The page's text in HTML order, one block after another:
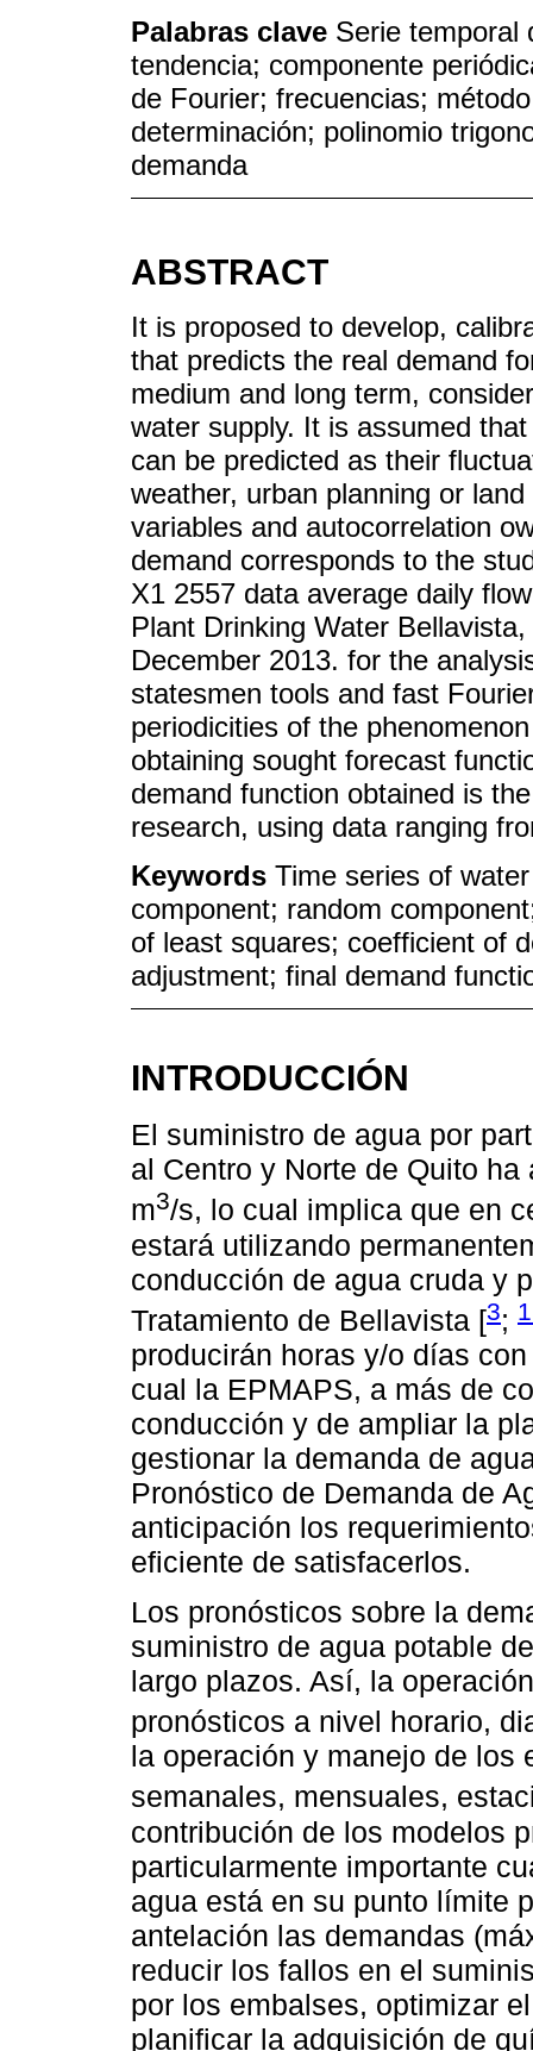
Palabras clave Serie temporal
tendencia; componente
de Fourier; frecuencias;
determinación; polinomio
demanda
ABSTRACT
It is proposed to develop,
that predicts the real demand
medium and long term,
water supply. It is assumed
can be predicted as their
weather, urban planning or
variables and autocorrelation
demand corresponds to the
X1 2557 data average daily
Plant Drinking Water
December 2013. for the
statesmen tools and fast
periodicities of the
obtaining sought forecast
demand function obtained is
research, using data ranging
Keywords Time series of
component; random
of least squares; coefficient of
adjustment; final demand
INTRODUCCIÓN
El suministro de agua por
al Centro y Norte de Quito
m3/s, lo cual implica que en
estará utilizando
conducción de agua cruda y
Tratamiento de Bellavista [3;
producirán horas y/o días
cual la EPMAPS, a más de
conducción y de ampliar la
gestionar la demanda de
Pronóstico de Demanda de
anticipación los
eficiente de satisfacerlos.
Los pronósticos sobre la
suministro de agua potable
largo plazos. Así, la
pronósticos a nivel horario,
la operación y manejo de los
semanales, mensuales,
contribución de los modelos
particularmente importante
agua está en su punto límite
antelación las demandas
reducir los fallos en el
por los embalses, optimizar
planificar la adquisición de